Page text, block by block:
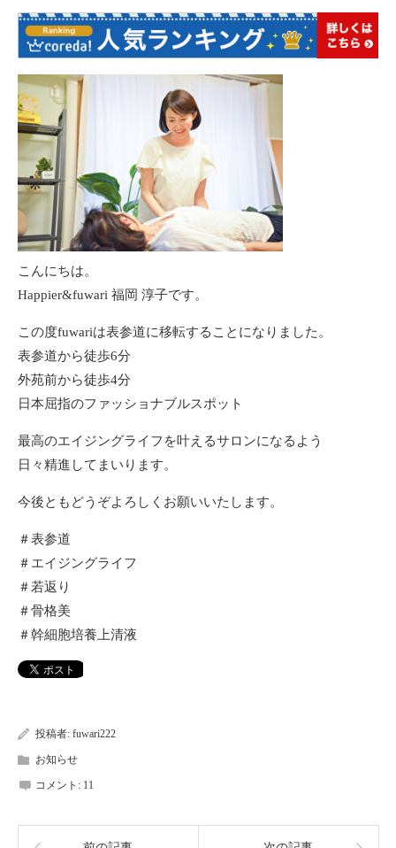
こんにちは。
Happier&fuwari 福岡 淳子です。
この度fuwariは表参道に移転することになりました。
表参道から徒歩6分
外苑前から徒歩4分
日本屈指のファッショナブルスポット
最高のエイジングライフを叶えるサロンになるよう
日々精進してまいります。
今後ともどうぞよろしくお願いいたします。
＃表参道
＃エイジングライフ
＃若返り
＃骨格美
＃幹細胞培養上清液
投稿者: fuwari222
お知らせ
コメント: 11